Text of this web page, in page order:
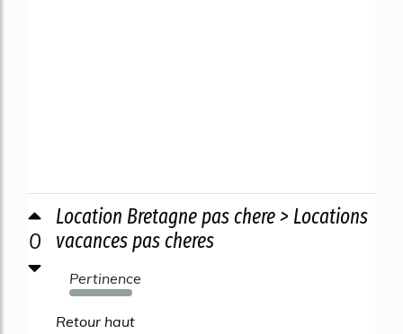
0
Location Bretagne pas chere > Locations
vacances pas cheres
Pertinence
1506%
Retour haut